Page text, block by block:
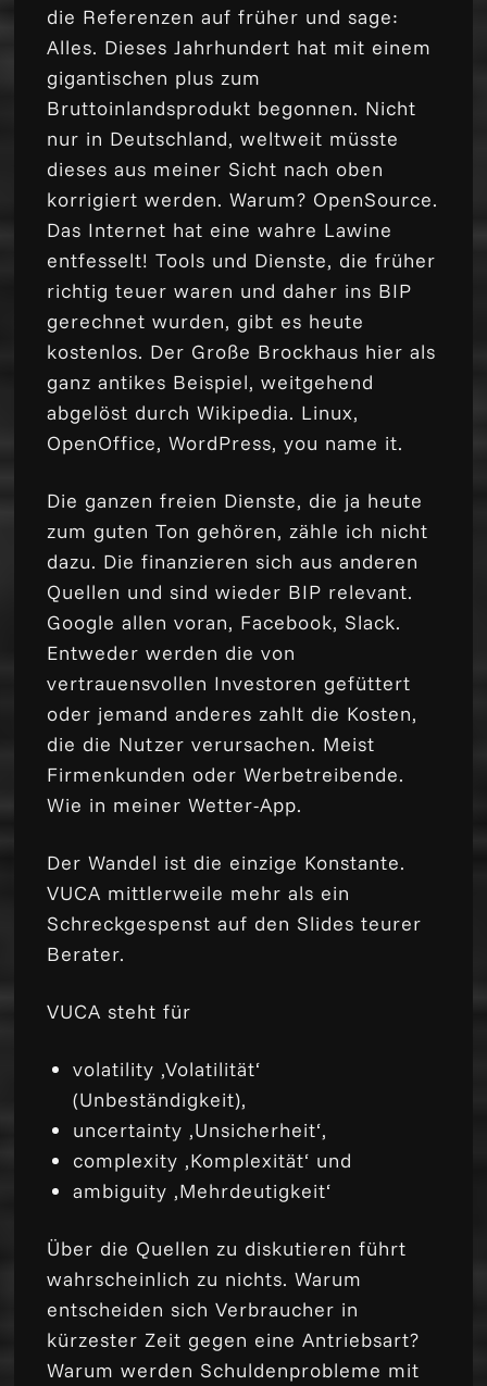
die Referenzen auf früher und sage:
Alles. Dieses Jahrhundert hat mit einem
gigantischen plus zum
Bruttoinlandsprodukt begonnen. Nicht
nur in Deutschland, weltweit müsste
dieses aus meiner Sicht nach oben
korrigiert werden. Warum? OpenSource.
Das Internet hat eine wahre Lawine
entfesselt! Tools und Dienste, die früher
richtig teuer waren und daher ins BIP
gerechnet wurden, gibt es heute
kostenlos. Der Große Brockhaus hier als
ganz antikes Beispiel, weitgehend
abgelöst durch Wikipedia. Linux,
OpenOffice, WordPress, you name it.
Die ganzen freien Dienste, die ja heute
zum guten Ton gehören, zähle ich nicht
dazu. Die finanzieren sich aus anderen
Quellen und sind wieder BIP relevant.
Google allen voran, Facebook, Slack.
Entweder werden die von
vertrauensvollen Investoren gefüttert
oder jemand anderes zahlt die Kosten,
die die Nutzer verursachen. Meist
Firmenkunden oder Werbetreibende.
Wie in meiner Wetter-App.
Der Wandel ist die einzige Konstante.
VUCA mittlerweile mehr als ein
Schreckgespenst auf den Slides teurer
Berater.
VUCA steht für
volatility ‚Volatilität‘
(Unbeständigkeit),
uncertainty ‚Unsicherheit‘,
complexity ‚Komplexität‘ und
ambiguity ‚Mehrdeutigkeit‘
Über die Quellen zu diskutieren führt
wahrscheinlich zu nichts. Warum
entscheiden sich Verbraucher in
kürzester Zeit gegen eine Antriebsart?
Warum werden Schuldenprobleme mit